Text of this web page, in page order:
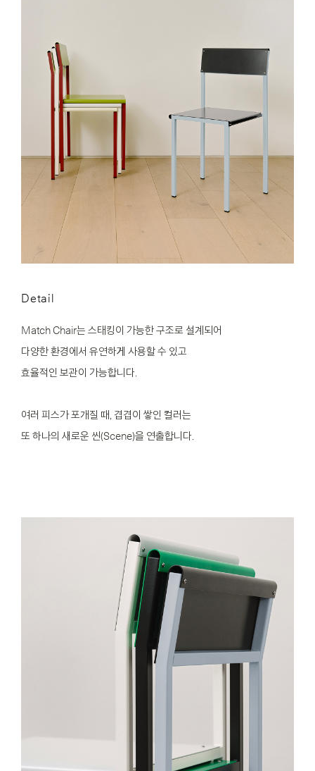
Detail
Match Chair는 스태킹이 가능한 구조로 설계되어
다양한 환경에서 유연하게 사용할 수 있고
효율적인 보관이 가능합니다.
여러 피스가 포개질 때, 겹겹이 쌓인 컬러는
또 하나의 새로운 씬(Scene)을 연출합니다.